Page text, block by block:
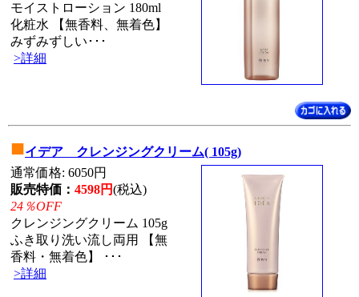
モイストローション 180ml
化粧水 【無香料、無着色】
みずみずしい･･･
>詳細
■イデア クレンジングクリーム( 105g)
通常価格: 6050円
販売特価： 4598円(税込)
24％OFF
クレンジングクリーム 105g
ふき取り洗い流し両用 【無
香料・無着色】 ･･･
>詳細